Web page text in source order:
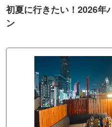
初夏に行きたい！2026年
ン